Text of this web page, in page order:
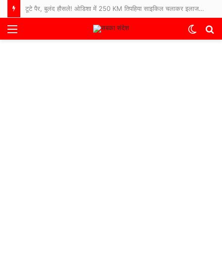
टूटे पैर, बुलंद हौसले! ओडिशा में 250 KM तिपहिया साइकिल चलाकर इलाज कराने अस्पताल पहुंचे 65 साल के बुजुर्ग
Menu
Switch